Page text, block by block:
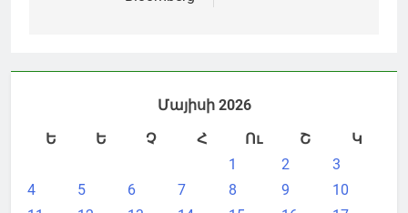
Մայիսի 2026
Ե
Ե Չ Հ Ու Շ
Կ
1
2
3
4
5 6 7 8 9
10